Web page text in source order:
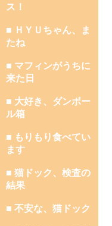
ス！
■ ＨＹＵちゃん、ま
たね
■ マフィンがうちに
来た日
■ 大好き、ダンボー
ル箱
■ もりもり食べてい
ます
■ 猫ドック、検査の
結果
■ 不安な、猫ドック